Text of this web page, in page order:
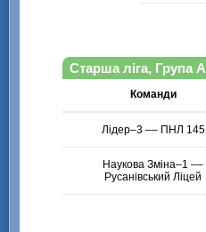
Старша ліга, Група А
Команди
Лідер–3 –– ПНЛ 145
Наукова Зміна–1 ––
Русанівський Ліцей